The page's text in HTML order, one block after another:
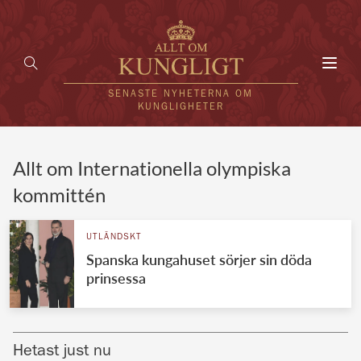
SENASTE NYHETERNA OM
KUNGLIGHETER
UTLÄNDSKT
KÄNDISAR
VÄRLDENS KUNGAHUS
Svenska kungahuset
Allt om Internationella olympiska
kommittén
UTLÄNDSKT
Spanska kungahuset sörjer sin döda
prinsessa
Hetast just nu